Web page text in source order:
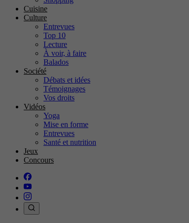
Cuisine
Culture
Entrevues
Top 10
Lecture
À voir, à faire
Balados
Société
Débats et idées
Témoignages
Vos droits
Vidéos
Yoga
Mise en forme
Entrevues
Santé et nutrition
Jeux
Concours